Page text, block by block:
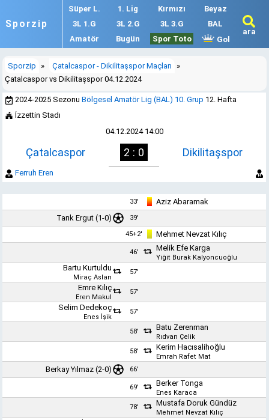
Sporzip
Süper L. 1. Lig Kırmızı
Beyaz
3L 1.G
3L 2.G 3L 3.G
BAL
Amatör
Bugün Spor Toto Gol
ara
Sporzip » Çatalcaspor - Dikilitaşspor Maçları
»
Çatalcaspor vs Dikilitaşspor 04.12.2024
2024-2025 SezonuBölgesel Amatör Lig (BAL) 10. Grup 12. Hafta
İzzettin Stadı
04.12.2024 14:00
Çatalcaspor 2 : 0 Dikilitaşspor
Ferruh Eren
33'
Aziz Abaramak
Tarık Ergut (1-0) 39'
45+2' Mehmet Nevzat Kılıç
46' Melik Efe Karga
Yiğit Burak Kalyoncuoğlu
Bartu Kurtuldu
Miraç Aslan
57'
Emre Kılıç
Eren Makul
57'
Selim Dedekoç
Enes İşik
57'
58' Batu Zerenman
Rıdvan Çelik
58'
Kerim Hacısalihoğlu
Emrah Rafet Mat
Berkay Yılmaz (2-0) 66'
69' Berker Tonga
Enes Karaca
78'
Mustafa Doruk Gündüz
Mehmet Nevzat Kılıç